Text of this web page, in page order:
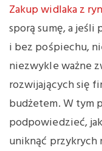
Zakup widlaka z
sporą sumę, a
i bez pośpiechu,
niezwykle ważne
rozwijających się
budżetem. W tym
podpowiedzieć,
uniknąć przykrych